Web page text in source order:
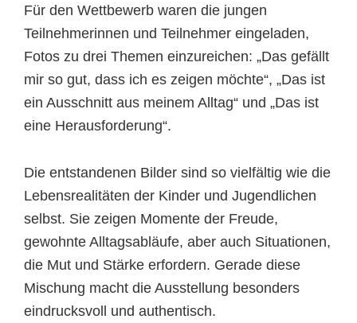
Für den Wettbewerb waren die jungen
Teilnehmerinnen und Teilnehmer eingeladen,
Fotos zu drei Themen einzureichen: „Das gefällt
mir so gut, dass ich es zeigen möchte“, „Das ist
ein Ausschnitt aus meinem Alltag“ und „Das ist
eine Herausforderung“.
Die entstandenen Bilder sind so vielfältig wie die
Lebensrealitäten der Kinder und Jugendlichen
selbst. Sie zeigen Momente der Freude,
gewohnte Alltagsabläufe, aber auch Situationen,
die Mut und Stärke erfordern. Gerade diese
Mischung macht die Ausstellung besonders
eindrucksvoll und authentisch.